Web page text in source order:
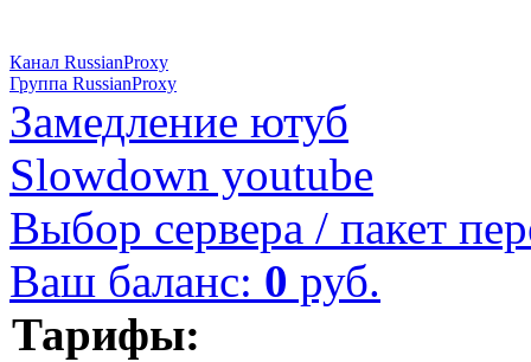
Канал RussianProxy
Группа RussianProxy
Замедление ютуб
Slowdown youtube
Выбор сервера / пакет
Ваш баланс: 0 руб.
Тарифы: